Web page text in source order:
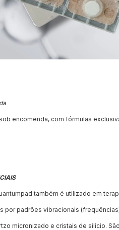
encomenda, com fórmulas
também é utilizado em
por padrões vibracionais
micronizado e cristais de silício.